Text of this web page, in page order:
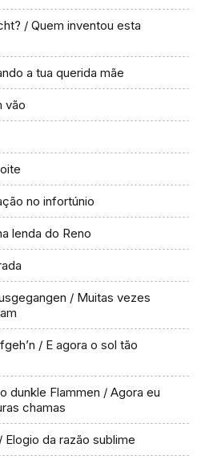
/ Quem inventou esta
a tua querida mãe
vão
no infortúnio
lenda do Reno
/ Muitas vezes
/ E agora o sol tão
dunkle Flammen / Agora eu
chamas
da razão sublime